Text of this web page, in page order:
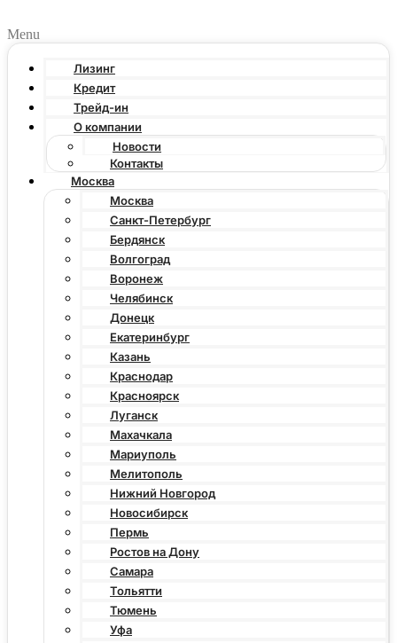
Menu
Лизинг
Кредит
Трейд-ин
О компании
Новости
Контакты
Москва
Москва
Санкт-Петербург
Бердянск
Волгоград
Воронеж
Челябинск
Донецк
Екатеринбург
Казань
Краснодар
Красноярск
Луганск
Махачкала
Мариуполь
Мелитополь
Нижний Новгород
Новосибирск
Пермь
Ростов на Дону
Самара
Тольятти
Тюмень
Уфа